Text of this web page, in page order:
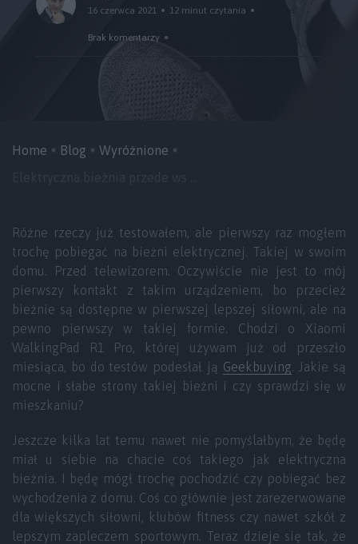
16 czerwca 2021 12 minut czytania
Brak komentarzy
Home Blog
Wyróżnione
Różne rzeczy już testowałem, ale pierwszy raz mogłem
trochę pobiegać na bieżni elektrycznej. Takiej w swoim
domu. Przed telewizorem. Oczywiście nie jest to mój
pierwszy kontakt z takim urządzeniem, bo przecież
bieżnie są dostępne w pierwszej lepszej siłowni, ale na
pewno pierwszy w takiej formie. Chodzi o Xiaomi
WalkingPad R1 Pro, której używam już od przeszło
miesiąca, bo do testów podesłał ją Geekbuying. Jakie są
mocne i słabe strony takiej bieżni i czy sprawdzi się w
mieszkaniu?
Jeszcze kilka lat temu nawet nie pomyślałbym, że będę
miał u siebie na chacie coś takiego jak elektryczna
bieżnia. I będę mógł trochę pochodzić czy pobiegać bez
wychodzenia z domu. Coś co głównie jest zarezerwowane
dla większych siłowni, klubów fitness czy nawet szkół z
lepszym zapleczem sportowym. Teraz dzieje się tak, że